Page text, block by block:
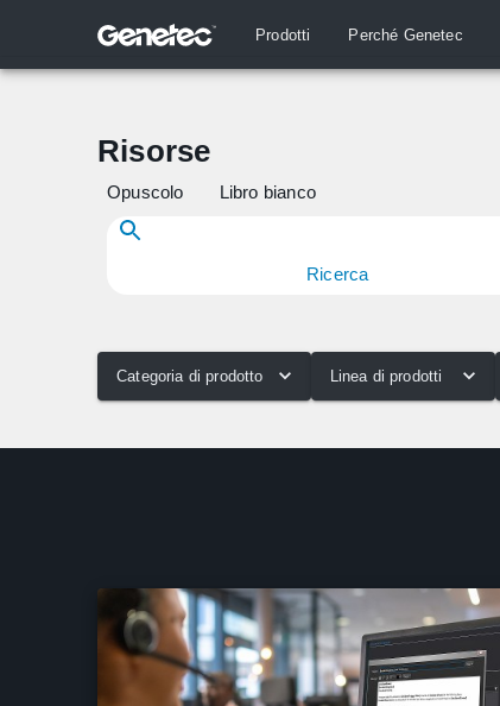
Prodotti Perché Genetec
Risorse
Opuscolo Libro bianco
Ricerca
Categoria di prodotto Linea di prodotti